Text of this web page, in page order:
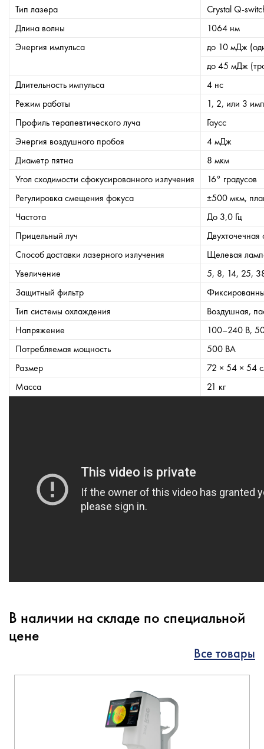
Тип лазера
Crystal Q-
Длина волны
1064 нм
Энергия импульса
до 10 мДж
до 45 мДж
Длительность импульса
4 нс
Режим работы
1, 2, или 3
Профиль терапевтического луча
Гаусс
Энергия воздушного пробоя
4 мДж
Диаметр пятна
8 мкм
Угол сходимости сфокусированного излучения
16° градусов
Регулировка смещения фокуса
±500 мкм,
Частота
До 3,0 Гц
Прицельный луч
Способ доставки лазерного излучения
Щелевая
Увеличение
5, 8, 14, 25,
Защитный фильтр
Тип системы охлаждения
Воздушная,
Напряжение
100–240 В,
Потребляемая мощность
500 ВА
Размер
72 × 54 × 54
Масса
21 кг
В наличии на складе по специальной
цене
Все товары